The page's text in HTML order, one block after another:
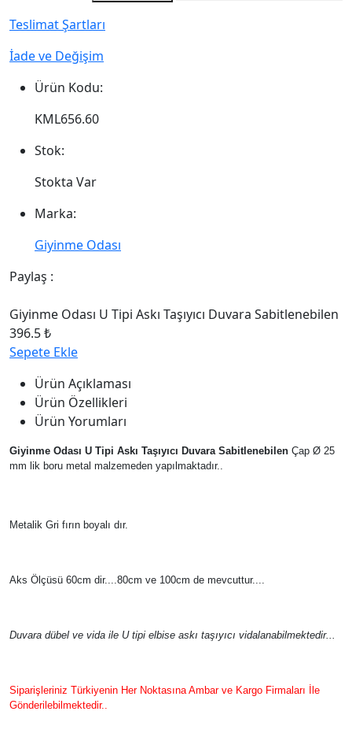
Teslimat Şartları
İade ve Değişim
Ürün Kodu:
KML656.60
Stok:
Stokta Var
Marka:
Giyinme Odası
Paylaş :
Giyinme Odası U Tipi Askı Taşıyıcı Duvara Sabitlenebilen
396.5 ₺
Sepete Ekle
Ürün Açıklaması
Ürün Özellikleri
Ürün Yorumları
Giyinme Odası U Tipi Askı Taşıyıcı Duvara Sabitlenebilen Çap Ø 25
mm lik boru metal malzemeden yapılmaktadır..
Metalik Gri fırın boyalı dır.
Aks Ölçüsü 60cm dir.... 80cm ve 100cm de mevcuttur....
Duvara dübel ve vida ile U tipi elbise askı taşıyıcı vidalanabilmektedir...
Siparişleriniz Türkiyenin Her Noktasına Ambar ve Kargo Firmaları İle
Gönderilebilmektedir..